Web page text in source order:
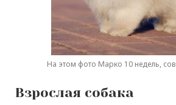
На этом фото Марко 10 недель,
Взрослая собака